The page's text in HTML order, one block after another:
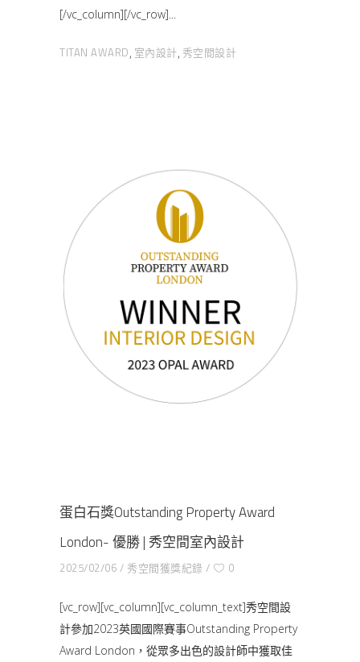
[/vc_column][/vc_row]
TITAN AWARD, 室內設計, 秀空間設計
蛋白石獎Outstanding Property Award
London- 優勝 | 秀空間室內設計
2025/02/06 秀空間獲獎紀錄 0
[vc_row][vc_column][vc_column_text]秀空間設
計參加2023英國國際賽事Outstanding Property
Award London，從眾多出色的設計師中獲取佳